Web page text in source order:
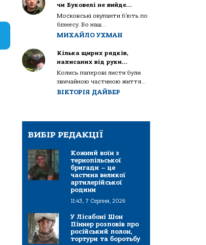
чи Буковелі не вийде…
Московські окупанти б’ють по
бізнесу. Бо наш...
МИХАЙЛО УХМАН
Кілька щирих рядків,
написаних від руки…
Колись паперові листи були
звичайною частиною життя...
ВІКТОРІЯ ДАЙВЕР
ВИБІР РЕДАКЦІЇ
Кожний воїн з
тернопільської
бригади – це
частина великої
артилерійської
родини
11:43, 7 Серпня, 2026
У Лісабоні Шон
Піннер розповів про
російський полон,
тортури та боротьбу